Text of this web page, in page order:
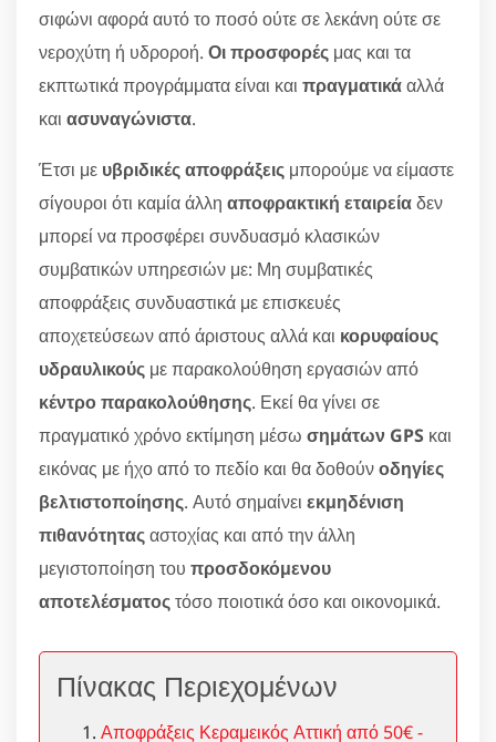
σιφώνι αφορά αυτό το ποσό ούτε σε λεκάνη ούτε σε
νεροχύτη ή υδροροή. Οι προσφορές μας και τα
εκπτωτικά προγράμματα είναι και πραγματικάαλλά
και ασυναγώνιστα.
Έτσι με υβριδικές αποφράξεις μπορούμε να είμαστε
σίγουροι ότι καμία άλλη αποφρακτική εταιρείαδεν
μπορεί να προσφέρει συνδυασμό κλασικών
συμβατικών υπηρεσιών με: Μη συμβατικές
αποφράξεις συνδυαστικά με επισκευές
αποχετεύσεων από άριστους αλλά και κορυφαίους
υδραυλικούς με παρακολούθηση εργασιών από
κέντρο παρακολούθησης. Εκεί θα γίνει σε
πραγματικό χρόνο εκτίμηση μέσω σημάτων GPS και
εικόνας με ήχο από το πεδίο και θα δοθούνοδηγίες
βελτιστοποίησης. Αυτό σημαίνει εκμηδένιση
πιθανότηταςαστοχίας και από την άλλη
μεγιστοποίηση του προσδοκόμενου
αποτελέσματοςτόσο ποιοτικά όσο και οικονομικά.
Πίνακας Περιεχομένων
Αποφράξεις Κεραμεικός Αττική από 50€ -